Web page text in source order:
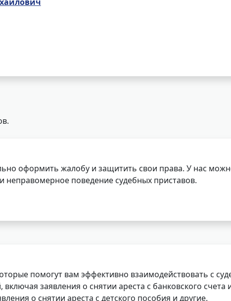
оформить жалобу и защитить свои права. У нас
неправомерное поведение судебных приставов.
помогут вам эффективно взаимодействовать с
заявления о снятии ареста с банковского счета
о снятии ареста с детского пособия и другие.